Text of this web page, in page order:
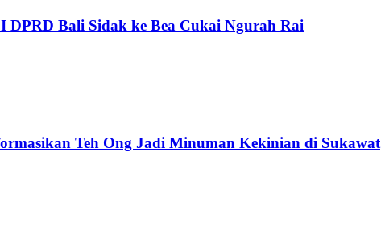
Bali Sidak ke Bea Cukai Ngurah Rai
Teh Ong Jadi Minuman Kekinian di Sukawat